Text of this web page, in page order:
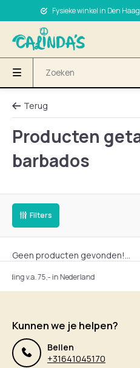
Fysieke winkel in Den Haag
Terug
Producten
barbados
Filters
Geen producten gevonden!...
v.a. 75,- in Nederland
Kunnen we je helpen?
Bellen
+31641045170